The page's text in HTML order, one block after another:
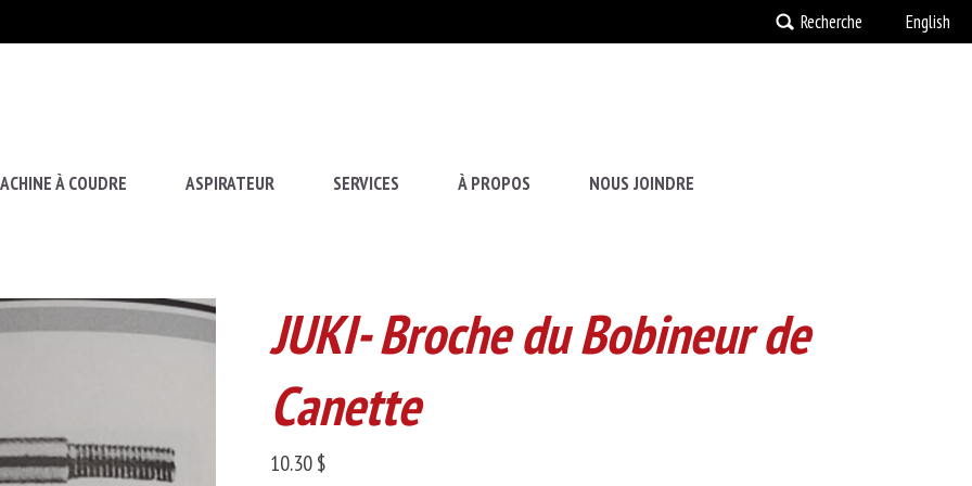
Recherche English
À COUDRE ASPIRATEUR SERVICES À PROPOS NOUS JOINDRE
JUKI- Broche du Bobineur de
Canette
10.30 $